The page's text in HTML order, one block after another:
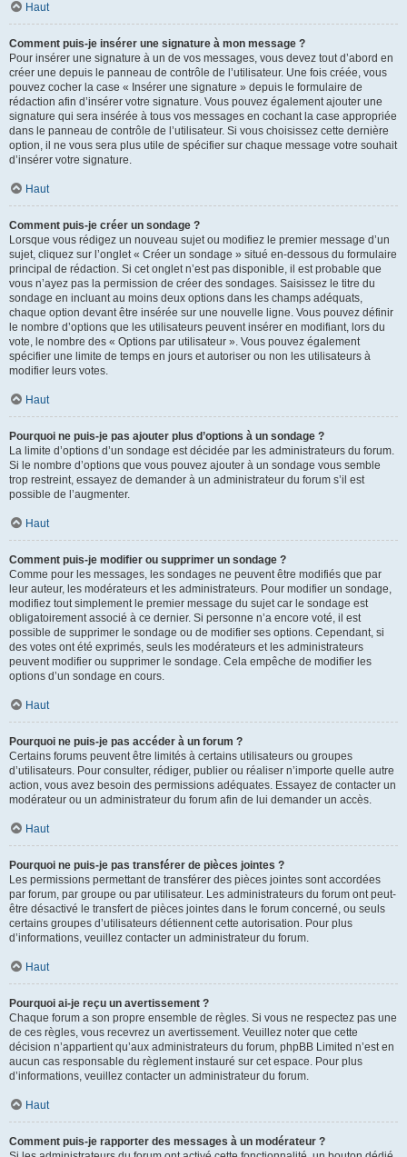
Haut
Comment puis-je insérer une signature à mon message ?
Pour insérer une signature à un de vos messages, vous devez tout d’abord en
créer une depuis le panneau de contrôle de l’utilisateur. Une fois créée, vous
pouvez cocher la case « Insérer une signature » depuis le formulaire de
rédaction afin d’insérer votre signature. Vous pouvez également ajouter une
signature qui sera insérée à tous vos messages en cochant la case appropriée
dans le panneau de contrôle de l’utilisateur. Si vous choisissez cette dernière
option, il ne vous sera plus utile de spécifier sur chaque message votre souhait
d’insérer votre signature.
Haut
Comment puis-je créer un sondage ?
Lorsque vous rédigez un nouveau sujet ou modifiez le premier message d’un
sujet, cliquez sur l’onglet « Créer un sondage » situé en-dessous du formulaire
principal de rédaction. Si cet onglet n’est pas disponible, il est probable que
vous n’ayez pas la permission de créer des sondages. Saisissez le titre du
sondage en incluant au moins deux options dans les champs adéquats,
chaque option devant être insérée sur une nouvelle ligne. Vous pouvez définir
le nombre d’options que les utilisateurs peuvent insérer en modifiant, lors du
vote, le nombre des « Options par utilisateur ». Vous pouvez également
spécifier une limite de temps en jours et autoriser ou non les utilisateurs à
modifier leurs votes.
Haut
Pourquoi ne puis-je pas ajouter plus d’options à un sondage ?
La limite d’options d’un sondage est décidée par les administrateurs du forum.
Si le nombre d’options que vous pouvez ajouter à un sondage vous semble
trop restreint, essayez de demander à un administrateur du forum s’il est
possible de l’augmenter.
Haut
Comment puis-je modifier ou supprimer un sondage ?
Comme pour les messages, les sondages ne peuvent être modifiés que par
leur auteur, les modérateurs et les administrateurs. Pour modifier un sondage,
modifiez tout simplement le premier message du sujet car le sondage est
obligatoirement associé à ce dernier. Si personne n’a encore voté, il est
possible de supprimer le sondage ou de modifier ses options. Cependant, si
des votes ont été exprimés, seuls les modérateurs et les administrateurs
peuvent modifier ou supprimer le sondage. Cela empêche de modifier les
options d’un sondage en cours.
Haut
Pourquoi ne puis-je pas accéder à un forum ?
Certains forums peuvent être limités à certains utilisateurs ou groupes
d’utilisateurs. Pour consulter, rédiger, publier ou réaliser n’importe quelle autre
action, vous avez besoin des permissions adéquates. Essayez de contacter un
modérateur ou un administrateur du forum afin de lui demander un accès.
Haut
Pourquoi ne puis-je pas transférer de pièces jointes ?
Les permissions permettant de transférer des pièces jointes sont accordées
par forum, par groupe ou par utilisateur. Les administrateurs du forum ont peut-
être désactivé le transfert de pièces jointes dans le forum concerné, ou seuls
certains groupes d’utilisateurs détiennent cette autorisation. Pour plus
d’informations, veuillez contacter un administrateur du forum.
Haut
Pourquoi ai-je reçu un avertissement ?
Chaque forum a son propre ensemble de règles. Si vous ne respectez pas une
de ces règles, vous recevrez un avertissement. Veuillez noter que cette
décision n’appartient qu’aux administrateurs du forum, phpBB Limited n’est en
aucun cas responsable du règlement instauré sur cet espace. Pour plus
d’informations, veuillez contacter un administrateur du forum.
Haut
Comment puis-je rapporter des messages à un modérateur ?